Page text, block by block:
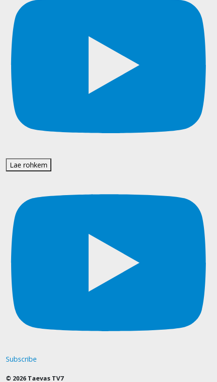
Lae rohkem
Subscribe
© 2026 Taevas TV7